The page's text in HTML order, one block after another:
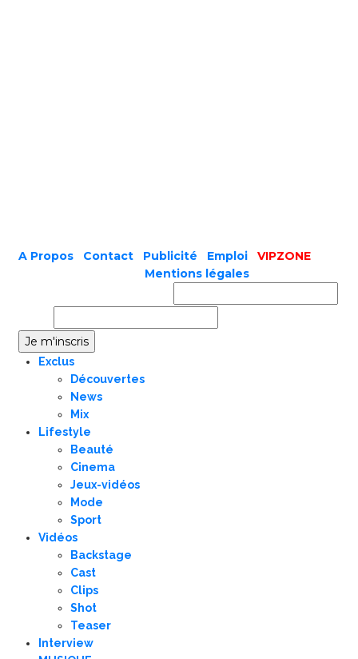
A Propos Contact Publicité Emploi
VIPZONE
Mentions légales
Exclus
Découvertes
News
Mix
Lifestyle
Beauté
Cinema
Jeux-vidéos
Mode
Sport
Vidéos
Backstage
Cast
Clips
Shot
Teaser
Interview